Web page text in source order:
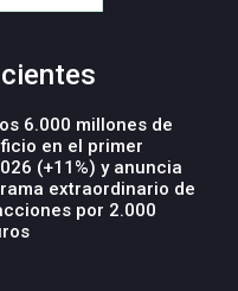
6.000 millones de
en el primer
(+11%) y anuncia
extraordinario de
por 2.000